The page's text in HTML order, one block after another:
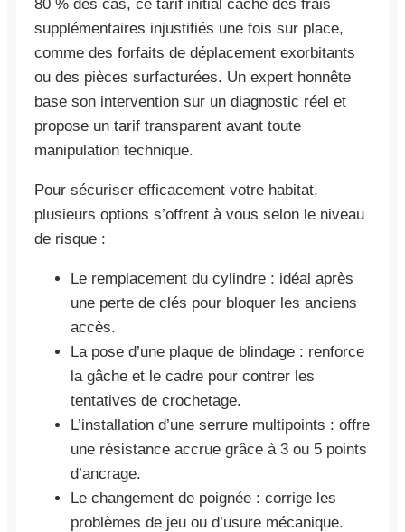
80 % des cas, ce tarif initial cache des frais
supplémentaires injustifiés une fois sur place,
comme des forfaits de déplacement exorbitants
ou des pièces surfacturées. Un expert honnête
base son intervention sur un diagnostic réel et
propose un tarif transparent avant toute
manipulation technique.
Pour sécuriser efficacement votre habitat,
plusieurs options s’offrent à vous selon le niveau
de risque :
Le remplacement du cylindre : idéal après
une perte de clés pour bloquer les anciens
accès.
La pose d’une plaque de blindage : renforce
la gâche et le cadre pour contrer les
tentatives de crochetage.
L’installation d’une serrure multipoints : offre
une résistance accrue grâce à 3 ou 5 points
d’ancrage.
Le changement de poignée : corrige les
problèmes de jeu ou d’usure mécanique.